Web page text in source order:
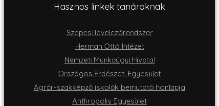
Hasznos linkek tanároknak
Szepesi levelezőrendszer
Herman Ottó Intézet
Nemzeti Munkaügyi Hivatal
Országos Erdészeti Egyesület
Agrár-szakképző iskolák bemutató honlapja
Anthropolis Egyesület